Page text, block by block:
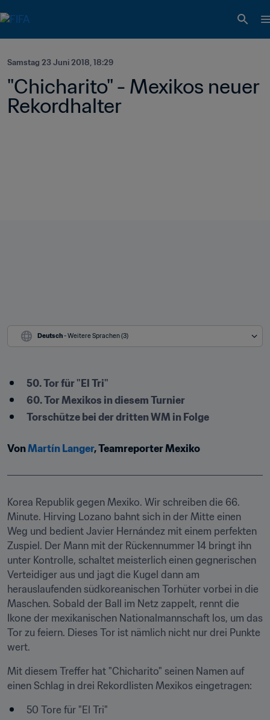
Samstag 23 Juni 2018, 18:29
"Chicharito" - Mexikos neuer
Rekordhalter
Deutsch - Weitere Sprachen (3)
50. Tor für "El Tri"
60. Tor Mexikos in diesem Turnier
Torschütze bei der dritten WM in Folge
Von Martín Langer, Teamreporter Mexiko
Korea Republik gegen Mexiko. Wir schreiben die 66.
Minute. Hirving Lozano bahnt sich in der Mitte einen
Weg und bedient Javier Hernández mit einem perfekten
Zuspiel. Der Mann mit der Rückennummer 14 bringt ihn
unter Kontrolle, schaltet meisterlich einen gegnerischen
Verteidiger aus und jagt die Kugel dann am
herauslaufenden südkoreanischen Torhüter vorbei in die
Maschen. Sobald der Ball im Netz zappelt, rennt die
Ikone der mexikanischen Nationalmannschaft los, um das
Tor zu feiern. Dieses Tor ist nämlich nicht nur drei Punkte
wert.
Mit diesem Treffer hat "Chicharito" seinen Namen auf
einen Schlag in drei Rekordlisten Mexikos eingetragen:
50 Tore für "El Tri"